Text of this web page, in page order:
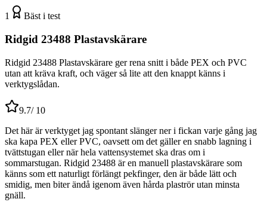
1 Bäst i test
Ridgid 23488 Plastavskärare
Ridgid 23488 Plastavskärare ger rena snitt i både PEX och PVC
utan att kräva kraft, och väger så lite att den knappt känns i
verktygslådan.
9.7/ 10
Det här är verktyget jag spontant slänger ner i fickan varje gång jag
ska kapa PEX eller PVC, oavsett om det gäller en snabb lagning i
tvättstugan eller när hela vattensystemet ska dras om i
sommarstugan. Ridgid 23488 är en manuell plastavskärare som
känns som ett naturligt förlängt pekfinger, den är både lätt och
smidig, men biter ändå igenom även hårda plaströr utan minsta
gnäll.